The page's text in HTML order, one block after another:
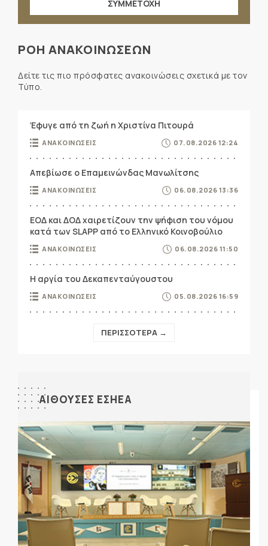
ΣΥΜΜΕΤΟΧΗ
ΡΟΗ ΑΝΑΚΟΙΝΩΣΕΩΝ
Δείτε τις πιο πρόσφατες ανακοινώσεις σχετικά με τον
Τύπο.
Έφυγε από τη ζωή η Χριστίνα Πιτουρά
ΑΝΑΚΟΙΝΩΣΕΙΣ 07.08.2026 12:24
Απεβίωσε ο Επαμεινώνδας Μανωλίτσης
ΑΝΑΚΟΙΝΩΣΕΙΣ 06.08.2026 13:36
ΕΟΔ και ΔΟΔ χαιρετίζουν την ψήφιση του νόμου
κατά των SLAPP από το Ελληνικό Κοινοβούλιο
ΑΝΑΚΟΙΝΩΣΕΙΣ 06.08.2026 11:50
Η αργία του Δεκαπενταύγουστου
ΑΝΑΚΟΙΝΩΣΕΙΣ 05.08.2026 16:59
ΠΕΡΙΣΣΟΤΕΡΑ →
ΑΙΘΟΥΣΕΣ ΕΣΗΕΑ